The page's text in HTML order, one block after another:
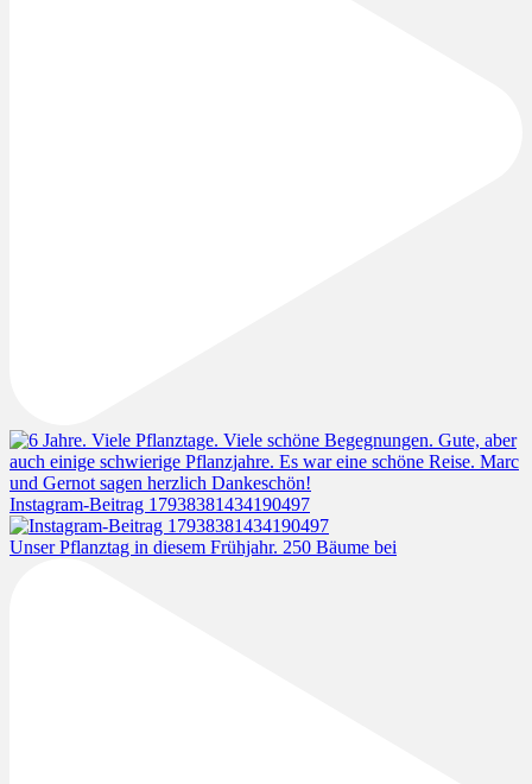
Instagram-Beitrag 17938381434190497
Unser Pflanztag in diesem Frühjahr. 250 Bäume bei